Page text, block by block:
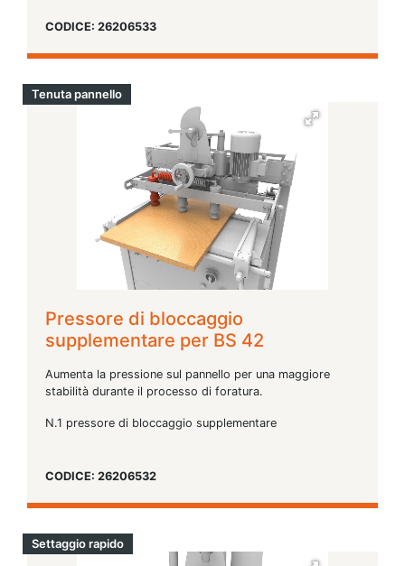
CODICE: 26206533
Tenuta pannello
Pressore di bloccaggio
supplementare per BS 42
Aumenta la pressione sul pannello per una maggiore
stabilità durante il processo di foratura.
N.1 pressore di bloccaggio supplementare
CODICE: 26206532
Settaggio rapido